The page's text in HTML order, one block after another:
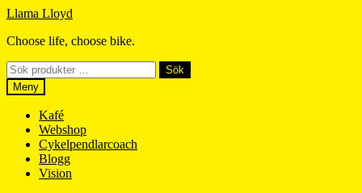
Hoppa
navigering
Hoppa
innehåll
Llama Lloyd
Choose life, choose bike.
Sök
efter:
Sök
Meny
Kafé
Webshop
Cykelpendlarcoach
Blogg
Vision